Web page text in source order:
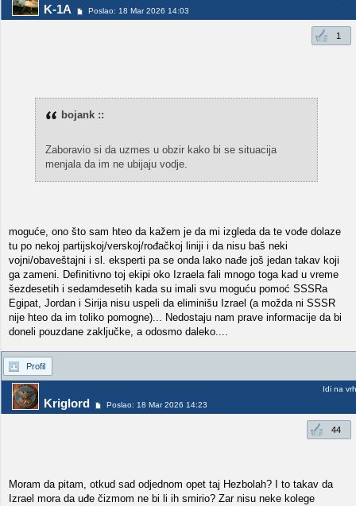
K-1A Poslao: 18 Mar 2026 14:03
1
bojank ::
Zaboravio si da uzmes u obzir kako bi se situacija
menjala da im ne ubijaju vodje.
moguće, ono što sam hteo da kažem je da mi izgleda da te vođe dolaze
tu po nekoj partijskoj/verskoj/rođačkoj liniji i da nisu baš neki
vojni/obaveštajni i sl. eksperti pa se onda lako nađe još jedan takav koji
ga zameni. Definitivno toj ekipi oko Izraela fali mnogo toga kad u vreme
šezdesetih i sedamdesetih kada su imali svu moguću pomoć SSSRa
Egipat, Jordan i Sirija nisu uspeli da eliminišu Izrael (a možda ni SSSR
nije hteo da im toliko pomogne)... Nedostaju nam prave informacije da bi
doneli pouzdane zaključke, a odosmo daleko....
Profil
Kriglord Poslao: 18 Mar 2026 14:23
Idi na vrh
44
Moram da pitam, otkud sad odjednom opet taj Hezbolah? I to takav da
Izrael mora da uđe čizmom ne bi li ih smirio? Zar nisu neke kolege